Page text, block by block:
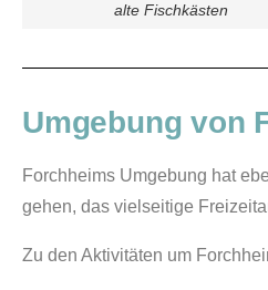
alte Fischkästen
Umgebung von
Forchheims Umgebung hat
gehen, das vielseitige
Zu den Aktivitäten um